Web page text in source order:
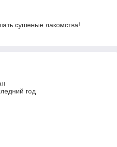
сушеные лакомства!
год